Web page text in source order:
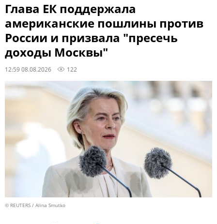
Глава ЕК поддержала
американские пошлины против
России и призвала "пресечь
доходы Москвы"
12:59 08.08.2026 122
© REUTERS / Alina Smutko